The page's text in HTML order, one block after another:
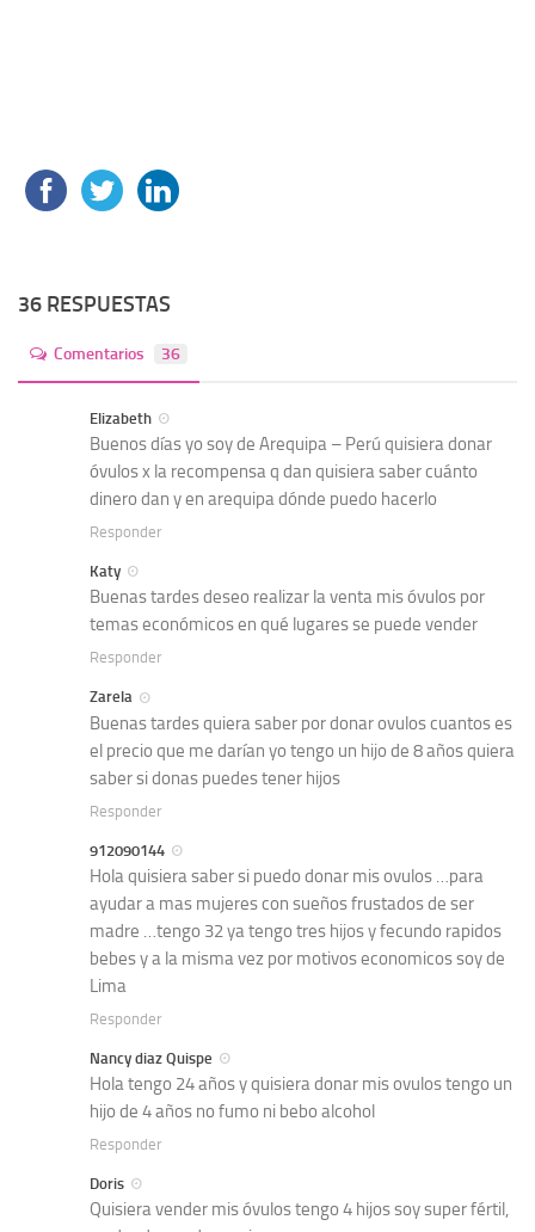
36 RESPUESTAS
Comentarios 36
Elizabeth
Buenos días yo soy de Arequipa – Perú quisiera donar
óvulos x la recompensa q dan quisiera saber cuánto
dinero dan y en arequipa dónde puedo hacerlo
Responder
Katy
Buenas tardes deseo realizar la venta mis óvulos por
temas económicos en qué lugares se puede vender
Responder
Zarela
Buenas tardes quiera saber por donar ovulos cuantos es
el precio que me darían yo tengo un hijo de 8 años quiera
saber si donas puedes tener hijos
Responder
912090144
Hola quisiera saber si puedo donar mis ovulos …para
ayudar a mas mujeres con sueños frustados de ser
madre …tengo 32 ya tengo tres hijos y fecundo rapidos
bebes y a la misma vez por motivos economicos soy de
Lima
Responder
Nancy diaz Quispe
Hola tengo 24 años y quisiera donar mis ovulos tengo un
hijo de 4 años no fumo ni bebo alcohol
Responder
Doris
Quisiera vender mis óvulos tengo 4 hijos soy super fértil,